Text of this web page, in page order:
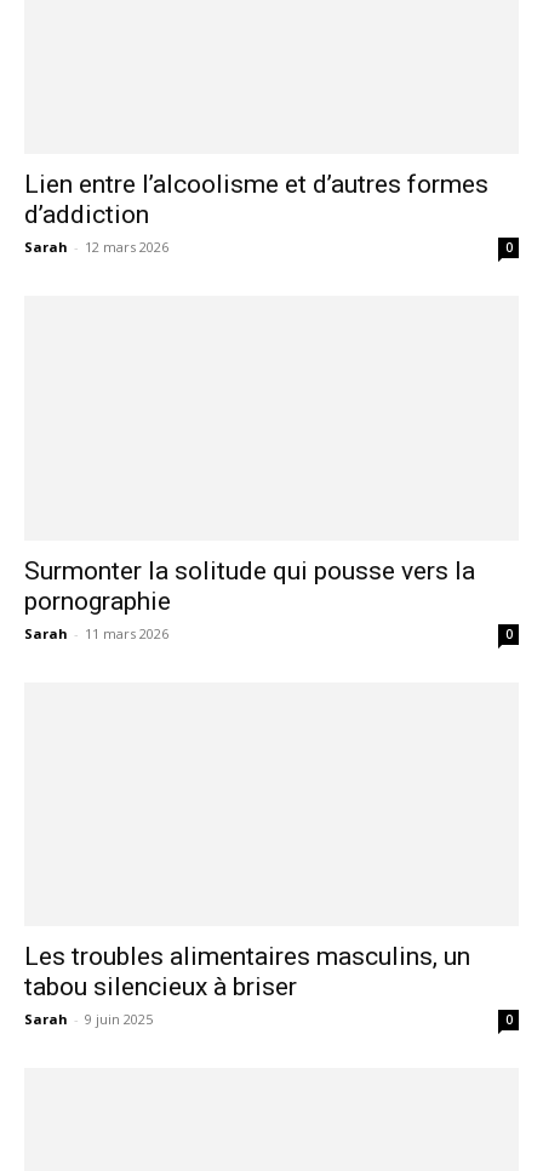
Lien entre l’alcoolisme et d’autres formes
d’addiction
Sarah - 12 mars 2026 0
Surmonter la solitude qui pousse vers la
pornographie
Sarah - 11 mars 2026 0
Les troubles alimentaires masculins, un
tabou silencieux à briser
Sarah - 9 juin 2025 0